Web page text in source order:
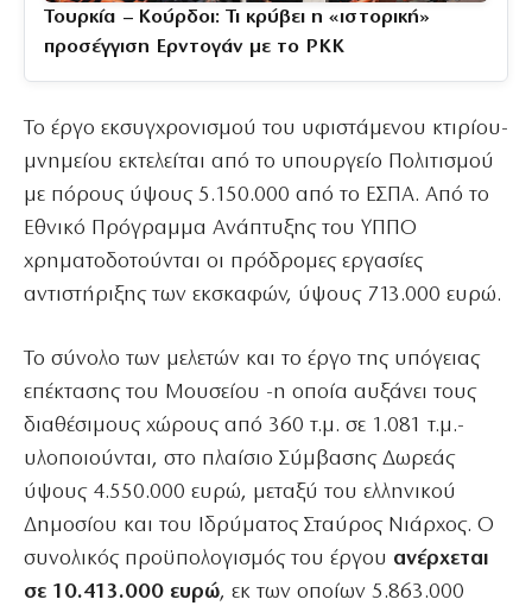
Τουρκία – Κούρδοι: Τι κρύβει η «ιστορική»
προσέγγιση Ερντογάν με το PKK
Το έργο εκσυγχρονισμού του υφιστάμενου κτιρίου-
μνημείου εκτελείται από το υπουργείο Πολιτισμού
με πόρους ύψους 5.150.000 από το ΕΣΠΑ. Από το
Εθνικό Πρόγραμμα Ανάπτυξης του ΥΠΠΟ
χρηματοδοτούνται οι πρόδρομες εργασίες
αντιστήριξης των εκσκαφών, ύψους 713.000 ευρώ.
Το σύνολο των μελετών και το έργο της υπόγειας
επέκτασης του Μουσείου -η οποία αυξάνει τους
διαθέσιμους χώρους από 360 τ.μ. σε 1.081 τ.μ.-
υλοποιούνται, στο πλαίσιο Σύμβασης Δωρεάς
ύψους 4.550.000 ευρώ, μεταξύ του ελληνικού
Δημοσίου και του Ιδρύματος Σταύρος Νιάρχος. Ο
συνολικός προϋπολογισμός του έργου ανέρχεται
σε 10.413.000 ευρώ, εκ των οποίων 5.863.000